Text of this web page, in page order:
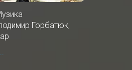
Горбатюк,